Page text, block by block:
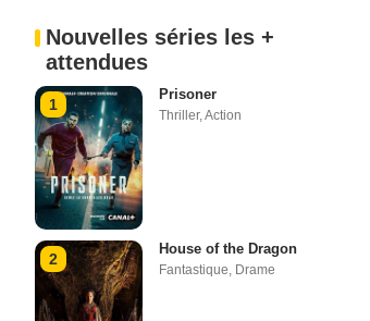
Nouvelles séries les +
attendues
1
Prisoner
Thriller,Action
2
House of the Dragon
Fantastique, Drame